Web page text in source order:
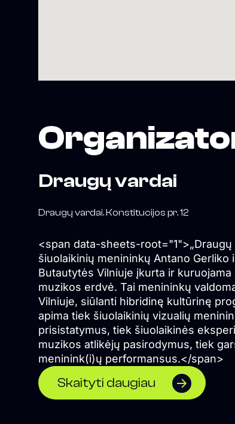
Draugų vardai
Draugų vardai. Konstitucijos pr. 12
<span data-sheets-root="1">„Draugų
šiuolaikinių menininkų Antano Gerliko
Butautytės Vilniuje įkurta ir kuruojama
muzikos erdvė. Tai menininkų
Vilniuje, siūlanti hibridinę kultūrinę
apima tiek šiuolaikinių vizualių
prisistatymus, tiek šiuolaikinės
muzikos atlikėjų pasirodymus, tiek
meninink(i)ų performansus.</span>
Skaityti daugiau